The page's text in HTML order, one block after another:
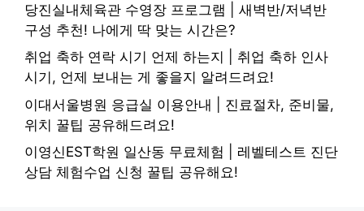
당진실내체육관 수영장 프로그램 | 새벽반/저녁반
구성 추천! 나에게 딱 맞는 시간은?
취업 축하 연락 시기 언제 하는지 | 취업 축하 인사
시기, 언제 보내는 게 좋을지 알려드려요!
이대서울병원 응급실 이용안내 | 진료절차, 준비물,
위치 꿀팁 공유해드려요!
이영신EST학원 일산동 무료체험 | 레벨테스트 진단
상담 체험수업 신청 꿀팁 공유해요!